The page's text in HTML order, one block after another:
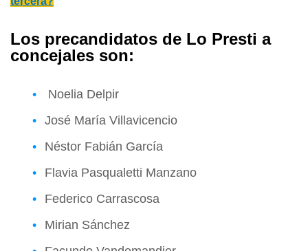
Los precandidatos de Lo Presti a
concejales son:
Noelia Delpir
José María Villavicencio
Néstor Fabián García
Flavia Pasqualetti Manzano
Federico Carrascosa
Mirian Sánchez